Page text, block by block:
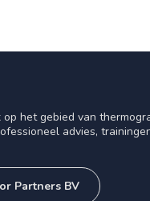
het gebied van
advies,
Partners BV